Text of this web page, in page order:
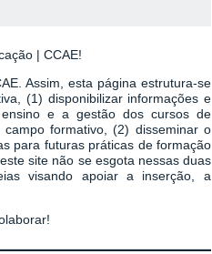
| CCAE!
Assim, esta página estrutura-se
(1) disponibilizar informações e
e a gestão dos cursos de
formativo, (2) disseminar o
para futuras práticas de formação
site não se esgota nessas duas
visando apoiar a inserção, a